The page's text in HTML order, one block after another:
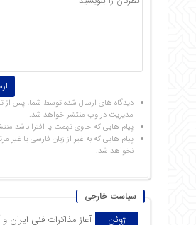
دیدگاه های ارسال شده توسط شما، پس از
مدیریت در وب منتشر خواهد شد.
پیام هایی که حاوی تهمت یا افترا باشد
پیام هایی که به غیر از زبان فارسی یا غیر
نخواهد شد.
سیاست خارجی
ژوئن آغاز مذاکرات فنی